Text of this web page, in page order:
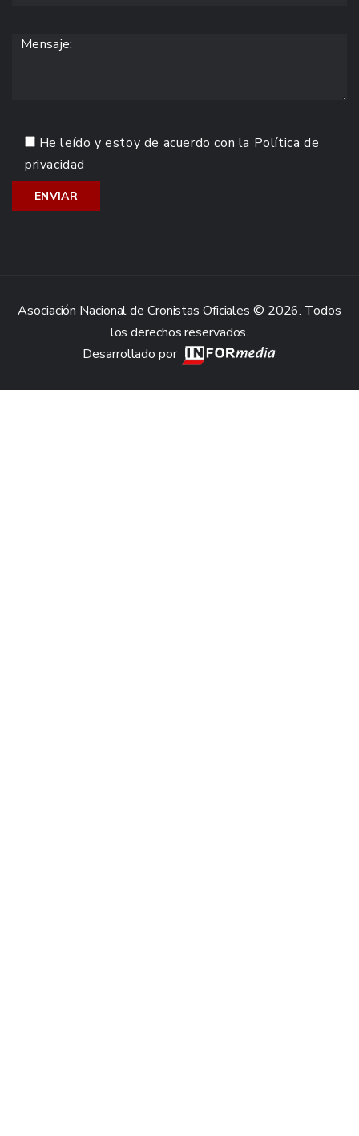
He leído y estoy de acuerdo con la Política de
privacidad
Asociación Nacional de Cronistas Oficiales © 2026. Todos
los derechos reservados.
Desarrollado por